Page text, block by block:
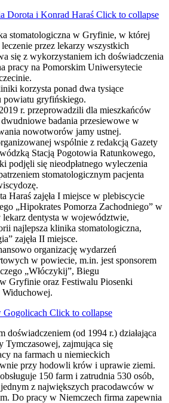
Dorota i Konrad Haraś Click to collapse
stomatologiczna w Gryfinie, w której
przez lekarzy wszystkich
się z wykorzystaniem ich doświadczenia
pracy na Pomorskim Uniwersytecie
korzysta ponad dwa tysiące
powiatu gryfińskiego.
r. przeprowadzili dla mieszkańców
dwudniowe badania przesiewowe w
nowotworów jamy ustnej.
wspólnie z redakcją Gazety
Stacją Pogotowia Ratunkowego,
podjęli się nieodpłatnego wyleczenia
stomatologicznym pacjenta
Haraś zajęła I miejsce w plebiscycie
„Hipokrates Pomorza Zachodniego” w
lekarz dentysta w województwie,
najlepsza klinika stomatologiczna,
zajęła II miejsce.
organizację wydarzeń
w powiecie, m.in. jest sponsorem
„Włóczykij”, Biegu
Gryfinie oraz Festiwalu Piosenki
Gogolicach Click to collapse
doświadczeniem (od 1994 r.) działająca
Tymczasowej, zajmująca się
na farmach u niemieckich
przy hodowli krów i uprawie ziemi.
150 farm i zatrudnia 530 osób,
z największych pracodawców w
Do pracy w Niemczech firma zapewnia